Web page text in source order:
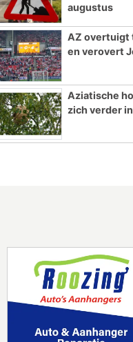
augustus
AZ overtuigt
en verovert
Aziatische
zich verder